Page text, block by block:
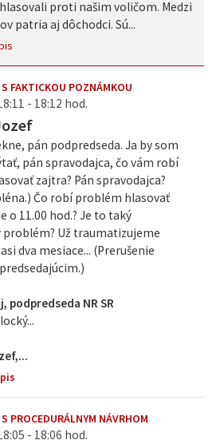
proti našim voličom. Medzi
patria aj dôchodci. Sú...
FAKTICKOU POZNÁMKOU
- 18:12 hod.
pán podpredseda. Ja by som
pán spravodajca, čo vám robí
zajtra? Pán spravodajca?
Čo robí problém hlasovať
o 11.00 hod.? Je to taký
problém? Už traumatizujeme
dva mesiace... (Prerušenie
podpredseda NR SR
PROCEDURÁLNYM NÁVRHOM
- 18:06 hod.